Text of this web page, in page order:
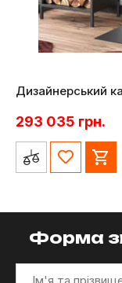
Дизайнерський
293 035 грн.
Форма